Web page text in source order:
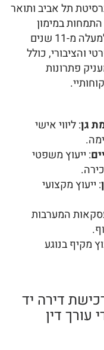
תל אביב ותואר
במימון
מאוניברסיטת רייכמן. עם ניסיון של למעלה מ-11 שנים
והציבורי, כולל
פתרונות
גן: ליווי אישי
: ייעוץ משפטי
: ייעוץ מקצועי
המערבות
מקיף בנוגע
דירה יד
עורך דין